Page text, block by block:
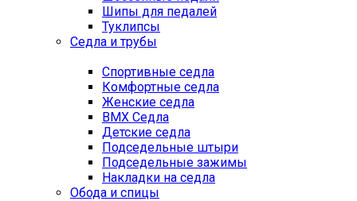
Шипы для педалей
Туклипсы
Седла и трубы
Спортивные седла
Комфортные седла
Женские седла
BMX Седла
Детские седла
Подседельные штыри
Подседельные зажимы
Накладки на седла
Обода и спицы